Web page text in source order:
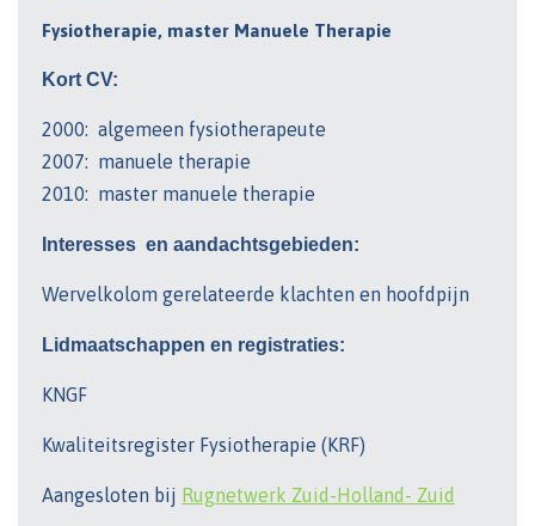
Fysiotherapie, master Manuele Therapie
Kort CV:
2000: algemeen fysiotherapeute
2007: manuele therapie
2010: master manuele therapie
Interesses en aandachtsgebieden:
Wervelkolom gerelateerde klachten en hoofdpijn
Lidmaatschappen en registraties:
KNGF
Kwaliteitsregister Fysiotherapie (KRF)
Aangesloten bij Rugnetwerk Zuid-Holland- Zuid